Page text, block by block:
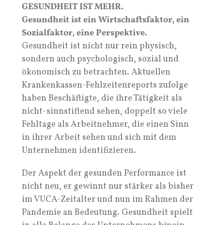
GESUNDHEIT IST MEHR.
Gesundheit ist ein Wirtschaftsfaktor, ein
Sozialfaktor, eine Perspektive.
Gesundheit ist nicht nur rein physisch,
sondern auch psychologisch, sozial und
ökonomisch zu betrachten. Aktuellen
Krankenkassen-Fehlzeitenreports zufolge
haben Beschäftigte, die ihre Tätigkeit als
nicht-sinnstiftend sehen, doppelt so viele
Fehltage als Arbeitnehmer, die einen Sinn
in ihrer Arbeit sehen und sich mit dem
Unternehmen identifizieren.
Der Aspekt der gesunden Performance ist
nicht neu, er gewinnt nur stärker als bisher
im VUCA-Zeitalter und nun im Rahmen der
Pandemie an Bedeutung. Gesundheit spielt